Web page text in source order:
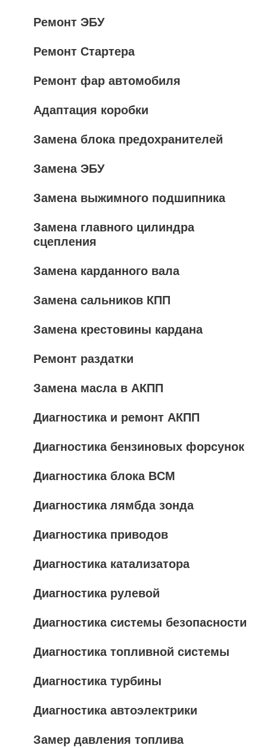
Ремонт ЭБУ
Ремонт Стартера
Ремонт фар автомобиля
Адаптация коробки
Замена блока предохранителей
Замена ЭБУ
Замена выжимного подшипника
Замена главного цилиндра
сцепления
Замена карданного вала
Замена сальников КПП
Замена крестовины кардана
Ремонт раздатки
Замена масла в АКПП
Диагностика и ремонт АКПП
Диагностика бензиновых форсунок
Диагностика блока BCM
Диагностика лямбда зонда
Диагностика приводов
Диагностика катализатора
Диагностика рулевой
Диагностика системы безопасности
Диагностика топливной системы
Диагностика турбины
Диагностика автоэлектрики
Замер давления топлива